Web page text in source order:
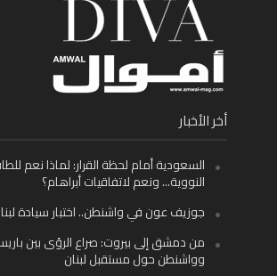
أخر الأخبار
السعودية أمام لحظة القرار: لماذا نعم
النووية… ونعم لاتفاقيات أبراهام؟
جوزيف عون في واشنطن.. اختبار سيادة
من دمشق إلى بيروت: صراع الرؤى بين
وواشنطن حول مستقبل لبنان